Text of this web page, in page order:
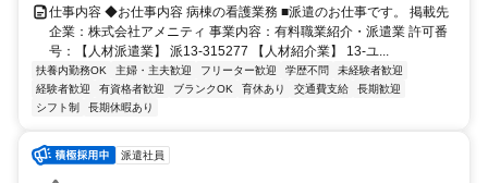
仕事内容 ◆お仕事内容 病棟の看護業務 ■派遣のお仕事です。 掲載先
企業：株式会社アメニティ 事業内容：有料職業紹介・派遣業 許可番
号：【人材派遣業】 派13-315277 【人材紹介業】 13-ユ...
扶養内勤務OK 主婦・主夫歓迎 フリーター歓迎 学歴不問
未経験者歓迎
経験者歓迎
有資格者歓迎 ブランクOK 育休あり 交通費支給
長期歓迎
シフト制
長期休暇あり
派遣社員